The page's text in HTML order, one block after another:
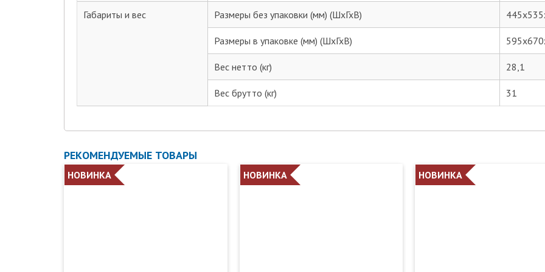
Габариты и вес Размеры без упаковки (мм) (ШхГхВ)
Размеры в упаковке (мм) (ШхГхВ)
Вес нетто (кг) 28,1
Вес брутто (кг) 31
РЕКОМЕНДУЕМЫЕ ТОВАРЫ
НОВИНКА НОВИНКА НОВИНКА